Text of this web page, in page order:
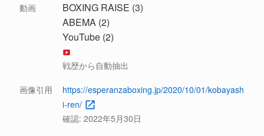
動画
BOXING RAISE (3)
ABEMA (2)
YouTube (2)
戦歴から自動抽出
画像引用
https://esperanzaboxing.jp/2020/10/01/kobayash
i-ren/
確認: 2022年5月30日